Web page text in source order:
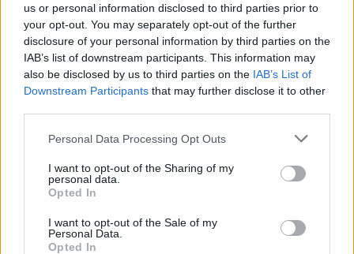
us or personal information disclosed to third parties prior to
your opt-out. You may separately opt-out of the further
disclosure of your personal information by third parties on the
IAB’s list of downstream participants. This information may
also be disclosed by us to third parties on the IAB’s List of
Downstream Participants that may further disclose it to other
Personal Data Processing Opt Outs
I want to opt-out of the Sharing of my
personal data.
Opted In
I want to opt-out of the Sale of my
Personal Data.
Opted In